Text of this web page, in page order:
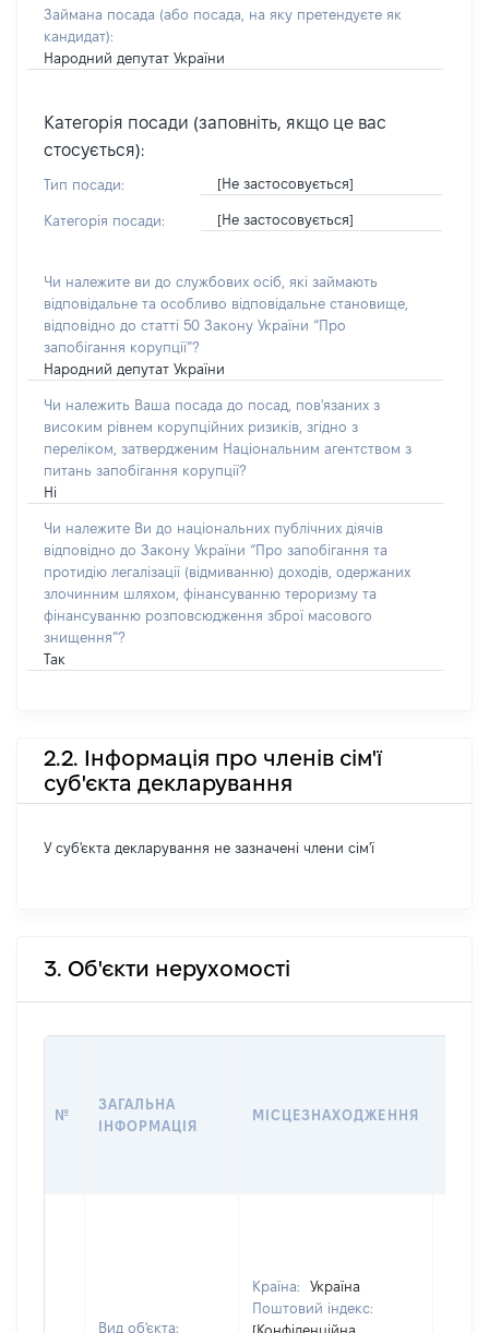
Займана посада (або посада, на яку претендуєте як
кандидат):
Народний депутат України
Категорія посади (заповніть, якщо це вас
стосується):
Тип посади: [Не застосовується]
Категорія посади: [Не застосовується]
Чи належите ви до службових осіб, які займають
відповідальне та особливо відповідальне становище,
відповідно до статті 50 Закону України “Про
запобігання корупції”?
Народний депутат України
Чи належить Ваша посада до посад, пов'язаних з
високим рівнем корупційних ризиків, згідно з
переліком, затвердженим Національним агентством з
питань запобігання корупції?
Ні
Чи належите Ви до національних публічних діячів
відповідно до Закону України “Про запобігання та
протидію легалізації (відмиванню) доходів, одержаних
злочинним шляхом, фінансуванню тероризму та
фінансуванню розповсюдження зброї масового
знищення”?
Так
2.2. Інформація про членів сім'ї
суб'єкта декларування
У суб'єкта декларування не зазначені члени сім'ї
3. Об'єкти нерухомості
№
ЗАГАЛЬНА
ІНФОРМАЦІЯ
МІСЦЕЗНАХОДЖЕННЯ
Вид об'єкта:
Країна:
Україна
Поштовий індекс:
[Конфіденційна